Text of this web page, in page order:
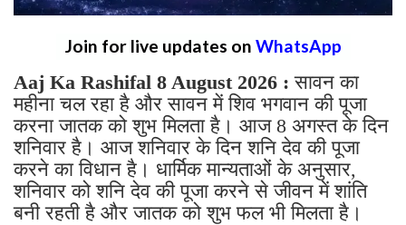
Join for live updates on WhatsApp
Aaj Ka Rashifal 8 August 2026 :सावन का
महीना चल रहा है और सावन में शिव भगवान की पूजा
करना जातक को शुभ मिलता है। आज 8 अगस्त के दिन
शनिवार है। आज शनिवार के दिन शनि देव की पूजा
करने का विधान है। धार्मिक मान्यताओं के अनुसार,
शनिवार को शनि देव की पूजा करने से जीवन में शांति
बनी रहती है और जातक को शुभ फल भी मिलता है।